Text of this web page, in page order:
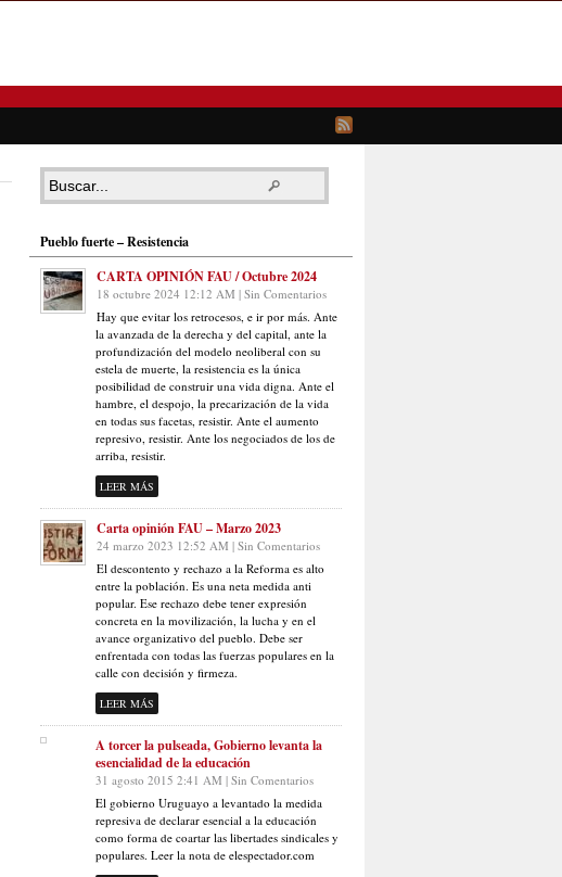
Pueblo fuerte – Resistencia
CARTA OPINIÓN FAU / Octubre 2024
18 octubre 2024 12:12 AM | Sin Comentarios
Hay que evitar los retrocesos, e ir por más. Ante
la avanzada de la derecha y del capital, ante la
profundización del modelo neoliberal con su
estela de muerte, la resistencia es la única
posibilidad de construir una vida digna. Ante el
hambre, el despojo, la precarización de la vida
en todas sus facetas, resistir. Ante el aumento
represivo, resistir. Ante los negociados de los de
arriba, resistir.
LEER MÁS
Carta opinión FAU – Marzo 2023
24 marzo 2023 12:52 AM | Sin Comentarios
El descontento y rechazo a la Reforma es alto
entre la población. Es una neta medida anti
popular. Ese rechazo debe tener expresión
concreta en la movilización, la lucha y en el
avance organizativo del pueblo. Debe ser
enfrentada con todas las fuerzas populares en la
calle con decisión y firmeza.
LEER MÁS
A torcer la pulseada, Gobierno levanta la
esencialidad de la educación
31 agosto 2015 2:41 AM | Sin Comentarios
El gobierno Uruguayo a levantado la medida
represiva de declarar esencial a la educación
como forma de coartar las libertades sindicales y
populares. Leer la nota de elespectador.com